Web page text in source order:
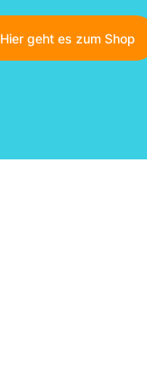
Hier geht es zum Shop